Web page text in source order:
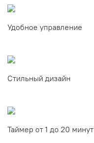
Удобное управление
Стильный дизайн
Таймер от 1 до 20 минут